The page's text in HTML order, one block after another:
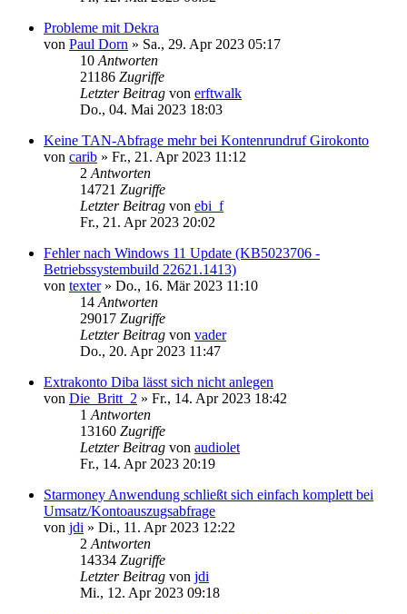
Probleme mit Dekra
von Paul Dorn » Sa., 29. Apr 2023 05:17
10 Antworten
21186 Zugriffe
Letzter Beitrag von erftwalk
Do., 04. Mai 2023 18:03
Keine TAN-Abfrage mehr bei Kontenrundruf Girokonto
von carib » Fr., 21. Apr 2023 11:12
2 Antworten
14721 Zugriffe
Letzter Beitrag von ebi_f
Fr., 21. Apr 2023 20:02
Fehler nach Windows 11 Update (KB5023706 -
Betriebssystembuild 22621.1413)
von texter» Do., 16. Mär 2023 11:10
14 Antworten
29017 Zugriffe
Letzter Beitrag von vader
Do., 20. Apr 2023 11:47
Extrakonto Diba lässt sich nicht anlegen
von Die_Britt_2 » Fr., 14. Apr 2023 18:42
1 Antworten
13160 Zugriffe
Letzter Beitrag von audiolet
Fr., 14. Apr 2023 20:19
Starmoney Anwendung schließt sich einfach komplett bei
Umsatz/Kontoauszugsabfrage
von jdi » Di., 11. Apr 2023 12:22
2 Antworten
14334 Zugriffe
Letzter Beitrag von jdi
Mi., 12. Apr 2023 09:18